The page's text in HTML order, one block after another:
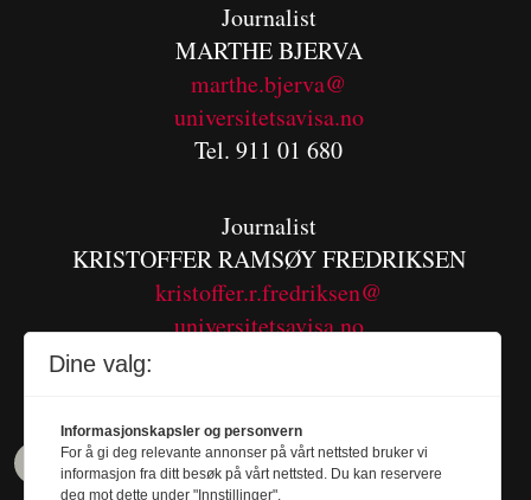
Journalist
MARTHE BJERVA
marthe.bjerva@
universitetsavisa.no
Tel. 911 01 680
Journalist
KRISTOFFER RAMSØY FREDRIKSEN
kristoffer.r.fredriksen@
universitetsavisa.no
Dine valg:
Informasjonskapsler og personvern
For å gi deg relevante annonser på vårt nettsted bruker vi
informasjon fra ditt besøk på vårt nettsted. Du kan reservere
deg mot dette under "Innstillinger".